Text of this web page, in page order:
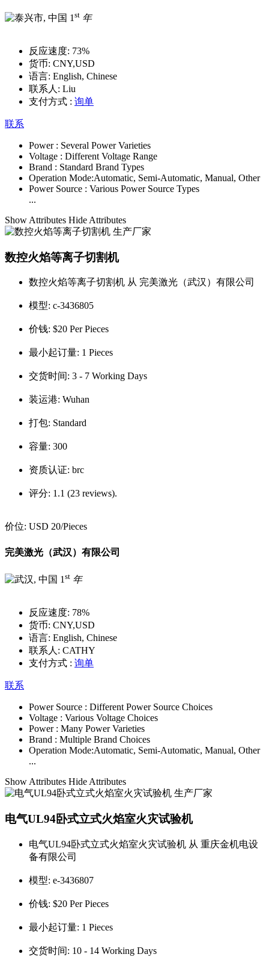
1 st 年
反应速度: 73%
货币: CNY,USD
语言: English, Chinese
联系人: Liu
支付方式 : 询单
联系
Power : Several Power Varieties
Voltage : Different Voltage Range
Brand : Standard Brand Types
Operation Mode:Automatic, Semi-Automatic, Manual, Other
Power Source : Various Power Source Types
...
Show Attributes Hide Attributes
数控火焰等离子切割机
数控火焰等离子切割机 从 完美激光（武汉）有限公司
模型: c-3436805
价钱: $20 Per Pieces
最小起订量: 1 Pieces
交货时间: 3 - 7 Working Days
装运港: Wuhan
打包: Standard
容量: 300
资质认证: brc
评分: 1.1 (23 reviews).
价位: USD 20/Pieces
完美激光（武汉）有限公司
1 st 年
反应速度: 78%
货币: CNY,USD
语言: English, Chinese
联系人: CATHY
支付方式 : 询单
联系
Power Source : Different Power Source Choices
Voltage : Various Voltage Choices
Power : Many Power Varieties
Brand : Multiple Brand Choices
Operation Mode:Automatic, Semi-Automatic, Manual, Other
...
Show Attributes Hide Attributes
电气UL94卧式立式火焰室火灾试验机
电气UL94卧式立式火焰室火灾试验机 从 重庆金机电设
备有限公司
模型: e-3436807
价钱: $20 Per Pieces
最小起订量: 1 Pieces
交货时间: 10 - 14 Working Days